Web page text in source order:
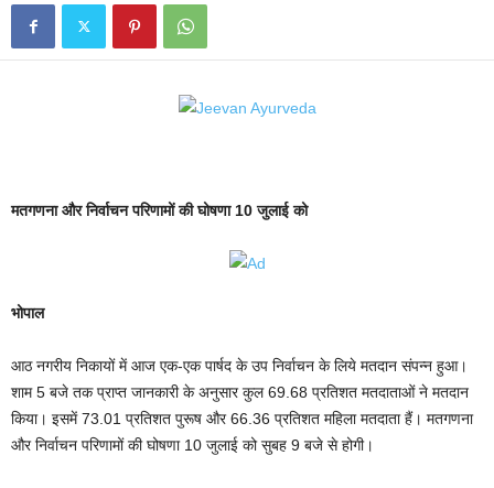
मतगणना और निर्वाचन परिणामों की घोषणा 10 जुलाई को
भोपाल
आठ नगरीय निकायों में आज एक-एक पार्षद के उप निर्वाचन के लिये मतदान संपन्न हुआ।
शाम 5 बजे तक प्राप्त जानकारी के अनुसार कुल 69.68 प्रतिशत मतदाताओं ने मतदान
किया। इसमें 73.01 प्रतिशत पुरूष और 66.36 प्रतिशत महिला मतदाता हैं। मतगणना
और निर्वाचन परिणामों की घोषणा 10 जुलाई को सुबह 9 बजे से होगी।